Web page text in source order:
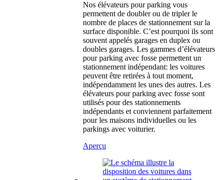
Nos élévateurs pour parking vous
permettent de doubler ou de tripler le
nombre de places de stationnement sur la
surface disponible. C’est pourquoi ils sont
souvent appelés garages en duplex ou
doubles garages. Les gammes d’élévateurs
pour parking avec fosse permettent un
stationnement indépendant: les voitures
peuvent être retirées à tout moment,
indépendamment les unes des autres. Les
élévateurs pour parking avec fosse sont
utilisés pour des stationnements
indépendants et conviennent parfaitement
pour les maisons individuelles ou les
parkings avec voiturier.
Aperçu